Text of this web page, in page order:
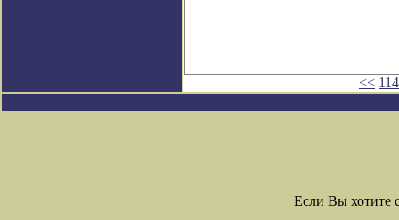
<<
Если Вы хотите